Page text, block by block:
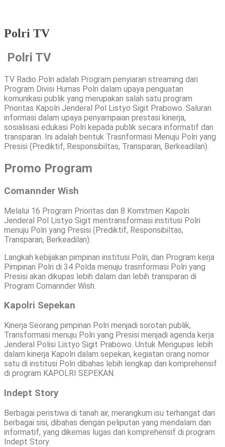
Polri TV
Polri TV
TV Radio Polri adalah Program penyiaran streaming dari
Program Divisi Humas Polri dalam upaya penguatan
komunikasi publik yang merupakan salah satu program
Prioritas Kapolri Jenderal Pol Listyo Sigit Prabowo. Saluran
informasi dalam upaya penyampaian prestasi kinerja,
sosialisasi edukasi Polri kepada publik secara informatif dan
transparan. Ini adalah bentuk Trasnformasi Menuju Polri yang
Presisi (Prediktif, Responsibiltas, Transparan, Berkeadilan).
Promo Program
Comannder Wish
Melalui 16 Program Prioritas dan 8 Komitmen Kapolri
Jenderal Pol Listyo Sigit mentransformasi institusi Polri
menuju Polri yang Presisi (Prediktif, Responsibiltas,
Transparan, Berkeadilan).
Langkah kebijakan pimpinan institusi Polri, dan Program kerja
Pimpinan Polri di 34 Polda menuju trasnformasi Polri yang
Presisi akan dikupas lebih dalam dan lebih transparan di
Program Comannder Wish.
Kapolri Sepekan
Kinerja Seorang pimpinan Polri menjadi sorotan publik,
Transformasi menuju Polri yang Presisi menjadi agenda kerja
Jenderal Polisi Listyo Sigit Prabowo. Untuk Mengupas lebih
dalam kinerja Kapolri dalam sepekan, kegiatan orang nomor
satu di institusi Polri dibahas lebih lengkap dan komprehensif
di program KAPOLRI SEPEKAN.
Indept Story
Berbagai peristiwa di tanah air, merangkum isu terhangat dari
berbagai sisi, dibahas dengan peliputan yang mendalam dan
informatif, yang dikemas lugas dan komprehensif di program
Indept Story.